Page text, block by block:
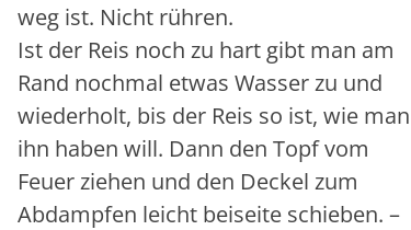
weg ist. Nicht rühren.
Ist der Reis noch zu hart gibt man am
Rand nochmal etwas Wasser zu und
wiederholt, bis der Reis so ist, wie man
ihn haben will. Dann den Topf vom
Feuer ziehen und den Deckel zum
Abdampfen leicht beiseite schieben. –